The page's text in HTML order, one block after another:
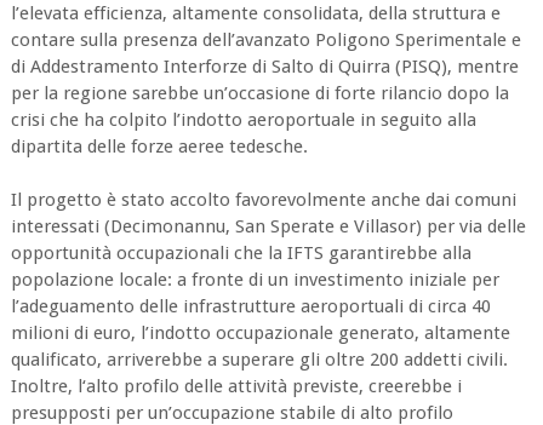
l’elevata efficienza, altamente consolidata, della struttura e
contare sulla presenza dell’avanzato Poligono Sperimentale e
di Addestramento Interforze di Salto di Quirra (PISQ), mentre
per la regione sarebbe un’occasione di forte rilancio dopo la
crisi che ha colpito l’indotto aeroportuale in seguito alla
dipartita delle forze aeree tedesche.
Il progetto è stato accolto favorevolmente anche dai comuni
interessati (Decimonannu, San Sperate e Villasor) per via delle
opportunità occupazionali che la IFTS garantirebbe alla
popolazione locale: a fronte di un investimento iniziale per
l’adeguamento delle infrastrutture aeroportuali di circa 40
milioni di euro, l’indotto occupazionale generato, altamente
qualificato, arriverebbe a superare gli oltre 200 addetti civili.
Inoltre, l‘alto profilo delle attività previste, creerebbe i
presupposti per un’occupazione stabile di alto profilo